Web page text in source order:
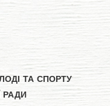
ТА СПОРТУ
РАДИ